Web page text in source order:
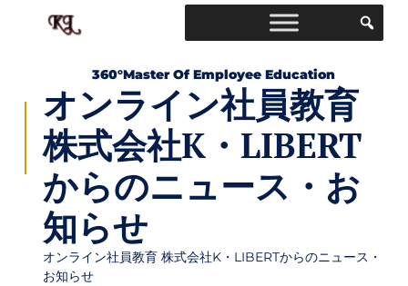
360°master Of Employee Education
オンライン社員教育
株式会社K・LIBERT
からのニュース・お
知らせ
オンライン社員教育 株式会社K・LIBERTからのニュース・
お知らせ